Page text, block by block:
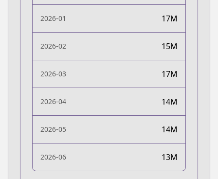
2026-01 17M
2026-02 15M
2026-03 17M
2026-04 14M
2026-05 14M
2026-06 13M